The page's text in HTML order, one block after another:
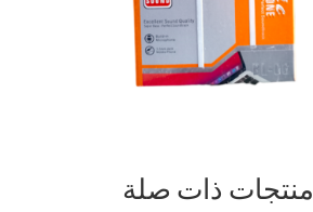
منتجات ذات صلة